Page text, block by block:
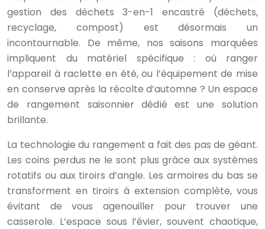
gestion des déchets 3-en-1 encastré (déchets,
recyclage, compost) est désormais un
incontournable. De même, nos saisons marquées
impliquent du matériel spécifique : où ranger
l’appareil à raclette en été, ou l’équipement de mise
en conserve après la récolte d’automne ? Un espace
de rangement saisonnier dédié est une solution
brillante.
La technologie du rangement a fait des pas de géant.
Les coins perdus ne le sont plus grâce aux systèmes
rotatifs ou aux tiroirs d’angle. Les armoires du bas se
transforment en tiroirs à extension complète, vous
évitant de vous agenouiller pour trouver une
casserole. L’espace sous l’évier, souvent chaotique,